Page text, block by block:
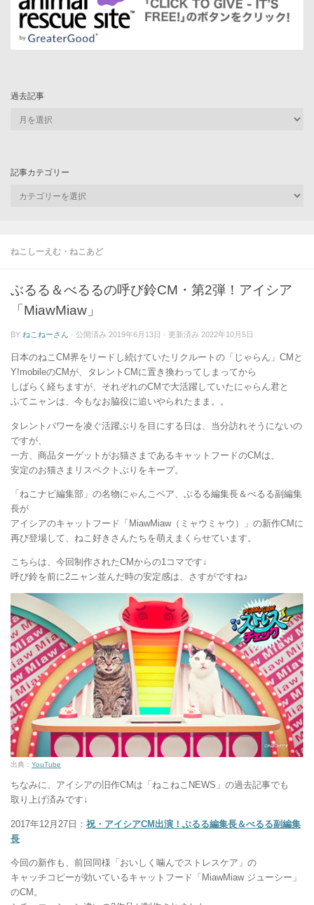
ねこしーえむ・ねこあど
ぶるる＆べるるの呼び鈴CM・第2弾！アイシア
「MiawMiaw」
BY ねこねーさん · 公開済み 2019年6月13日 · 更新済み 2022年10月5日
日本のねこCM界をリードし続けていたリクルートの「じゃらん」CMと
Y!mobileのCMが、タレントCMに置き換わってしまってから
しばらく経ちますが、それぞれのCMで大活躍していたにゃらん君と
ふてニャンは、今もなお脇役に追いやられたまま。。
タレントパワーを凌ぐ活躍ぶりを目にする日は、当分訪れそうにないの
ですが、
一方、商品ターゲットがお猫さまであるキャットフードのCMは、
安定のお猫さまリスペクトぶりをキープ。
「ねこナビ編集部」の名物にゃんこペア、ぶるる編集長＆べるる副編集
長が
アイシアのキャットフード「MiawMiaw（ミャウミャウ）」の新作CMに
再び登場して、ねこ好きさんたちを萌えまくらせています。
こちらは、今回制作されたCMからの1コマです↓
呼び鈴を前に2ニャン並んだ時の安定感は、さすがですね♪
出典： YouTube
ちなみに、アイシアの旧作CMは「ねこねこNEWS」の過去記事でも
取り上げ済みです↓
2017年12月27日： 祝・アイシアCM出演！ぶるる編集長＆べるる副編集
長
今回の新作も、前回同様「おいしく噛んでストレスケア」の
キャッチコピーが効いているキャットフード「MiawMiaw ジューシー」
のCM。
過去記事
記事カテゴリー
ゴ